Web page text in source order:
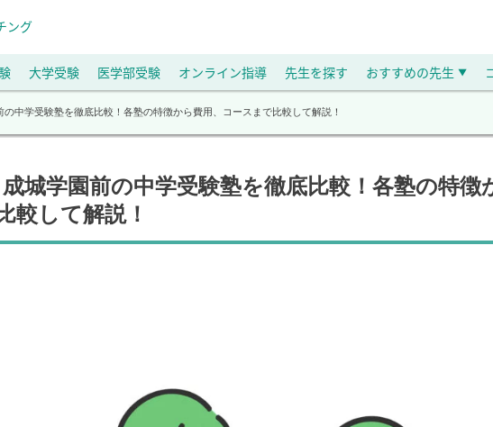
ング
大学受験 医学部受験 オンライン指導 先生を探す おすすめの先生 ▼
の中学受験塾を徹底比較！各塾の特徴から費用、コースまで比較して解説！
成城学園前の中学受験塾を徹底比較！各塾の特徴
較して解説！